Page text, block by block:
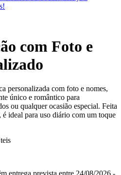
com Foto e
personalizada com foto e nomes,
único e romântico para
ou qualquer ocasião especial. Feita
é ideal para uso diário com um toque
entrega prevista entre 24/08/2026 -